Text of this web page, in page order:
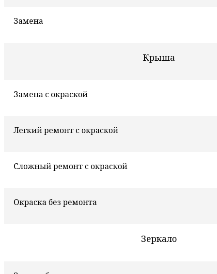
Замена
Крыша
Замена с окраской
Легкий ремонт с окраской
Сложный ремонт с окраской
Окраска без ремонта
Зеркало